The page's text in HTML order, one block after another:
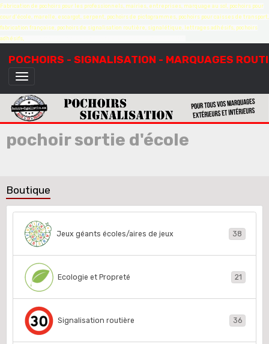
Fabrication de pochoirs pour les professionnels, mairies, entreprises, marquage au sol, pochoirs pour
cour d'école, marelle, escargot, serpent, pochoirs de pictogrammes, pochoirs pour caisses de transport,
fabrication française, pochoirs de signalisation routière, signalétique, lettrages adhésifs, pochoirs
adhésifs,
POCHOIRS - SIGNALISATION - MARQUAGES
pochoir sortie d'école
Boutique
Jeux géants écoles/aires de jeux 38
Ecologie et Propreté 21
Signalisation routière 36